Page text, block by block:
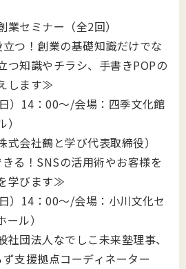
セミナー（全2回）
つ！創業の基礎知識だけでな
つ知識やチラシ、手書きPOPの
します≫
）14：00～/会場：四季文化館
会社鶴と学び代表取締役）
る！SNSの活用術やお客様を
学びます≫
）14：00～/会場：小川文化セ
ル）
団法人なでしこ未来塾理事、
支援拠点コーディネーター